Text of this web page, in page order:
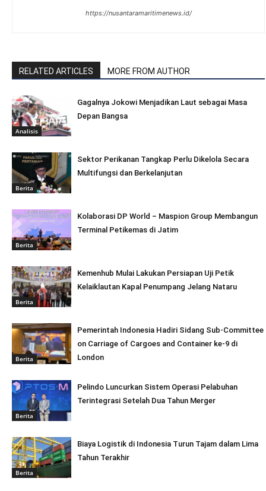
https://nusantaramaritimenews.id/
RELATED ARTICLES MORE FROM AUTHOR
Analisis
Gagalnya Jokowi Menjadikan Laut sebagai Masa
Depan Bangsa
Berita
Sektor Perikanan Tangkap Perlu Dikelola Secara
Multifungsi dan Berkelanjutan
Berita
Kolaborasi DP World – Maspion Group Membangun
Terminal Petikemas di Jatim
Berita
Kemenhub Mulai Lakukan Persiapan Uji Petik
Kelaiklautan Kapal Penumpang Jelang Nataru
Berita
Pemerintah Indonesia Hadiri Sidang Sub-Committee
on Carriage of Cargoes and Container ke-9 di
London
Berita
Pelindo Luncurkan Sistem Operasi Pelabuhan
Terintegrasi Setelah Dua Tahun Merger
Berita
Biaya Logistik di Indonesia Turun Tajam dalam Lima
Tahun Terakhir